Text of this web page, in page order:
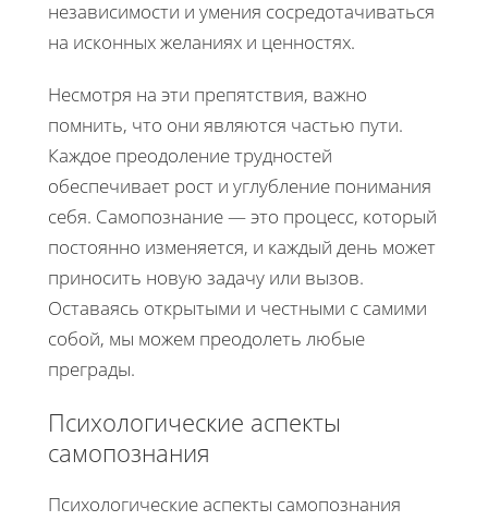
независимости и умения сосредотачиваться
на исконных желаниях и ценностях.
Несмотря на эти препятствия, важно
помнить, что они являются частью пути.
Каждое преодоление трудностей
обеспечивает рост и углубление понимания
себя. Самопознание — это процесс, который
постоянно изменяется, и каждый день может
приносить новую задачу или вызов.
Оставаясь открытыми и честными с самими
собой, мы можем преодолеть любые
преграды.
Психологические аспекты
самопознания
Психологические аспекты самопознания